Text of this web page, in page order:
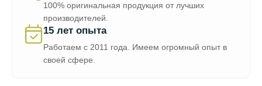
100% оригинальная продукция от лучших
производителей.
15 лет опыта
Работаем с 2011 года. Имеем огромный опыт в
своей сфере.